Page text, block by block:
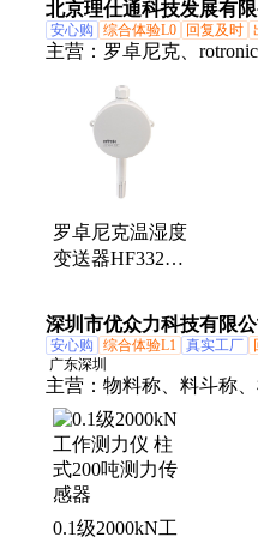
感器
北京理仕通科技发展有限
安心购 综合体验L0 回复及时
主营： 罗卓尼克、
HF320、DP70、DP70B
罗卓尼克温湿度
变送器HF332-
感器产品
深圳市优众力科技有限公
安心购 综合体验L1 真实工厂
广东深圳
主营： 物料称、料斗称
力传感器、3C自动化测
器、大力值测力传感器
力传感器、搅拌称、配
系列测力传感、标准测
式压力、BK-2系列S型
0.1级2000kN工